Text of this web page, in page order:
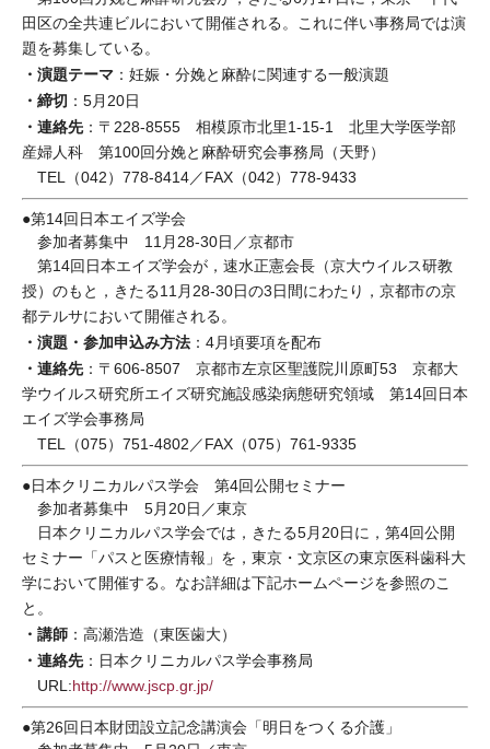
田区の全共連ビルにおいて開催される。これに伴い事務局では演
題を募集している。
・演題テーマ ：妊娠・分娩と麻酔に関連する一般演題
・締切 ：5月20日
・連絡先：〒228-8555 相模原市北里1-15-1 北里大学医学部
産婦人科 第100回分娩と麻酔研究会事務局（天野）
TEL（042）778-8414／FAX（042）778-9433
●第14回日本エイズ学会
参加者募集中 11月28-30日／京都市
第14回日本エイズ学会が，速水正憲会長（京大ウイルス研教
授）のもと，きたる11月28-30日の3日間にわたり，京都市の京
都テルサにおいて開催される。
・演題・参加申込み方法 ：4月頃要項を配布
・連絡先：〒606-8507 京都市左京区聖護院川原町53 京都大
学ウイルス研究所エイズ研究施設感染病態研究領域 第14回日本
エイズ学会事務局
TEL（075）751-4802／FAX（075）761-9335
●日本クリニカルパス学会 第4回公開セミナー
参加者募集中 5月20日／東京
日本クリニカルパス学会では，きたる5月20日に，第4回公開
セミナー「パスと医療情報」を，東京・文京区の東京医科歯科大
学において開催する。なお詳細は下記ホームページを参照のこ
と。
・講師 ：高瀬浩造（東医歯大）
・連絡先：日本クリニカルパス学会事務局
URL:http://www.jscp.gr.jp/
●第26回日本財団設立記念講演会「明日をつくる介護」